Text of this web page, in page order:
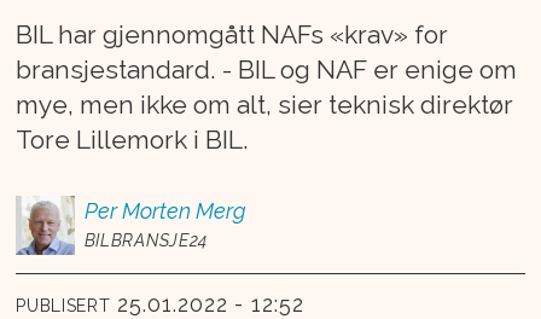
BIL har gjennomgått NAFs «krav» for
bransjestandard. - BIL og NAF er enige om
mye, men ikke om alt, sier teknisk direktør
Tore Lillemork i BIL.
Per Morten Merg
BILBRANSJE24
PUBLISERT 25.01.2022 - 12:52